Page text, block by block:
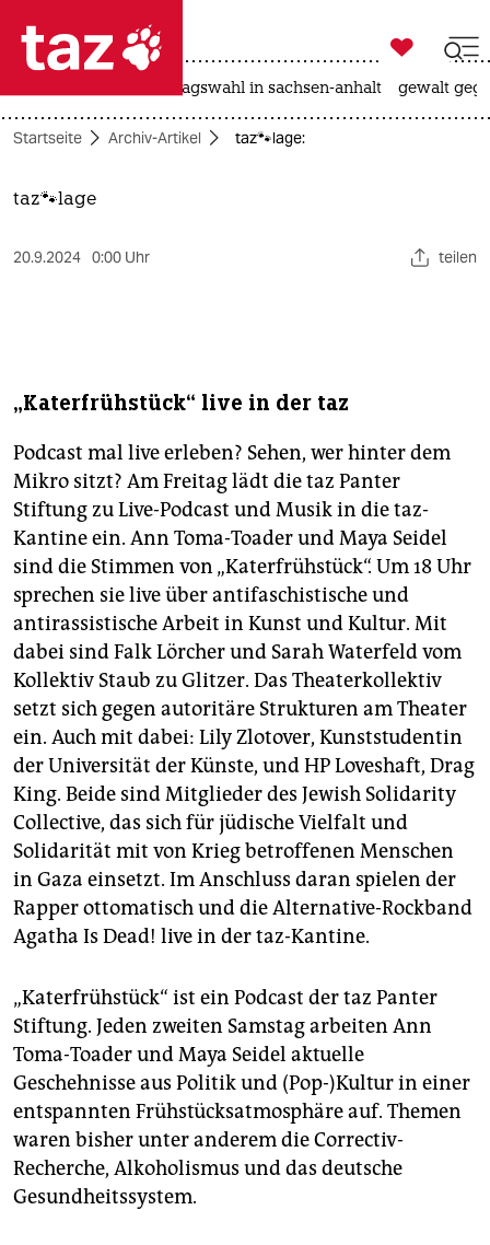
 taz zahl ich
taz zahl ich
themen
politik
kultur
sport
berlin
nord
wahrheit
verlag
verlag
veranstaltungen
shop
fragen & hilfe
unterstützen
abo
genossenschaft
epaper login

taz zahl ich
landtagswahl in sachsen-anhalt gewalt
Startseite Archiv-Artikel taz🐾lage:
taz🐾lage
20.9.2024 0:00 Uhr teilen
„Katerfrühstück“ live in der taz
Podcast mal live erleben? Sehen, wer hinter dem
Mikro sitzt? Am Freitag lädt die taz Panter
Stiftung zu Live-Podcast und Musik in die taz-
Kantine ein. Ann Toma-Toader und Maya Seidel
sind die Stimmen von „Katerfrühstück“. Um 18 Uhr
sprechen sie live über antifaschistische und
antirassistische Arbeit in Kunst und Kultur. Mit
dabei sind Falk Lörcher und Sarah Waterfeld vom
Kollektiv Staub zu Glitzer. Das Theaterkollektiv
setzt sich gegen autoritäre Strukturen am Theater
ein. Auch mit dabei: Lily Zlotover, Kunststudentin
der Universität der Künste, und HP Loveshaft, Drag
King. Beide sind Mitglieder des Jewish Solidarity
Collective, das sich für jüdische Vielfalt und
Solidarität mit von Krieg betroffenen Menschen
in Gaza einsetzt. Im Anschluss daran spielen der
Rapper ottomatisch und die Alternative-Rockband
Agatha Is Dead! live in der taz-Kantine.
„Katerfrühstück“ ist ein Podcast der taz Panter
Stiftung. Jeden zweiten Samstag arbeiten Ann
Toma-­Toader und Maya Seidel aktuelle
Geschehnisse aus Politik und (Pop-)Kultur in einer
entspannten Frühstücksatmosphäre auf. Themen
waren bisher unter anderem die Correctiv-
Recherche, Alkoholismus und das deutsche
Gesundheits­system.